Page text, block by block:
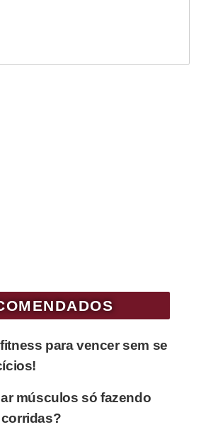
para vencer sem se
músculos só fazendo